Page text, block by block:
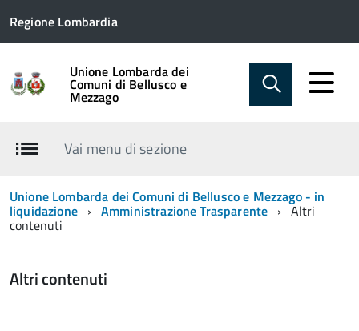
Regione Lombardia
Unione Lombarda dei
Comuni di Bellusco e
Mezzago
Vai menu di sezione
Unione Lombarda dei Comuni di Bellusco e Mezzago - in
liquidazione Amministrazione Trasparente Altri
contenuti
Altri contenuti